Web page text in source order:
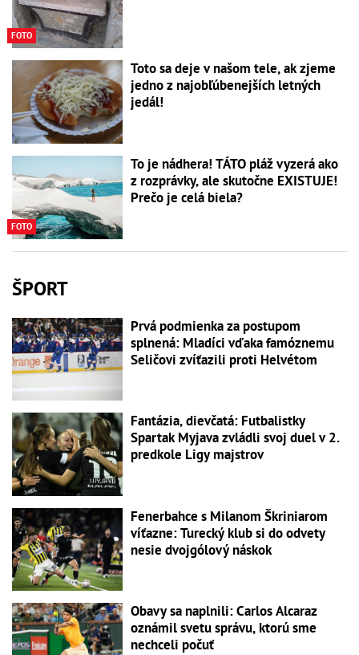
FOTO
Toto sa deje v našom tele, ak zjeme
jedno z najobľúbenejších letných
jedál!
FOTO
To je nádhera! TÁTO pláž vyzerá ako
z rozprávky, ale skutočne EXISTUJE!
Prečo je celá biela?
ŠPORT
Prvá podmienka za postupom
splnená: Mladíci vďaka famóznemu
Seličovi zvíťazili proti Helvétom
Fantázia, dievčatá: Futbalistky
Spartak Myjava zvládli svoj duel v 2.
predkole Ligy majstrov
Fenerbahce s Milanom Škriniarom
víťazne: Turecký klub si do odvety
nesie dvojgólový náskok
Obavy sa naplnili: Carlos Alcaraz
oznámil svetu správu, ktorú sme
nechceli počuť